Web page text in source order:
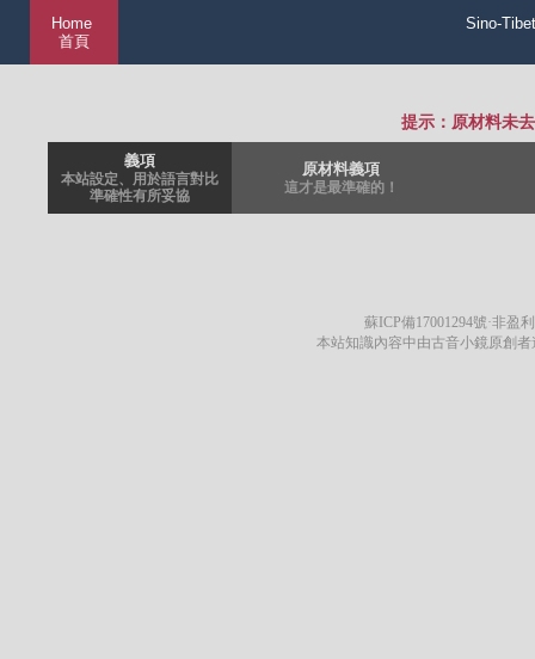
Home
首頁
Sino-
提示：原材料未
義項
本站設定、用於語言對比
準確性有所妥協
原材料義項
這才是最準確的！
蘇ICP備17001294號·非盈
本站知識內容中由古音小鏡原創